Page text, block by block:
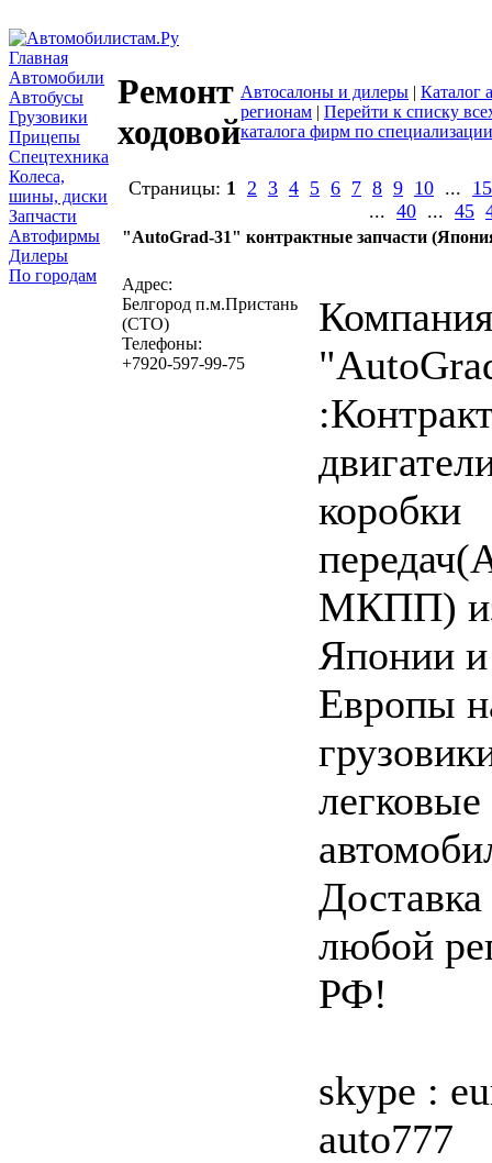
Главная
Автомобили
Автобусы
Грузовики
Прицепы
Спецтехника
Колеса,
шины, диски
Запчасти
Автофирмы
Дилеры
По городам
Ремонт
ходовой
Автосалоны и дилеры | Каталог
регионам | Перейти к списку
каталога фирм по специализации
Страницы: 1 2 3 4 5 6 7 8 9 10 ... 15
... 40 ... 45
"AutoGrad-31" контрактные запчасти
Адрес:
Белгород п.м.Пристань
(СТО)
Телефоны:
+7920-597-99-75
Компания
коробки
МКПП)
Японии и
Европы
легковые
Доставка
любой
РФ!
skype :
auto777